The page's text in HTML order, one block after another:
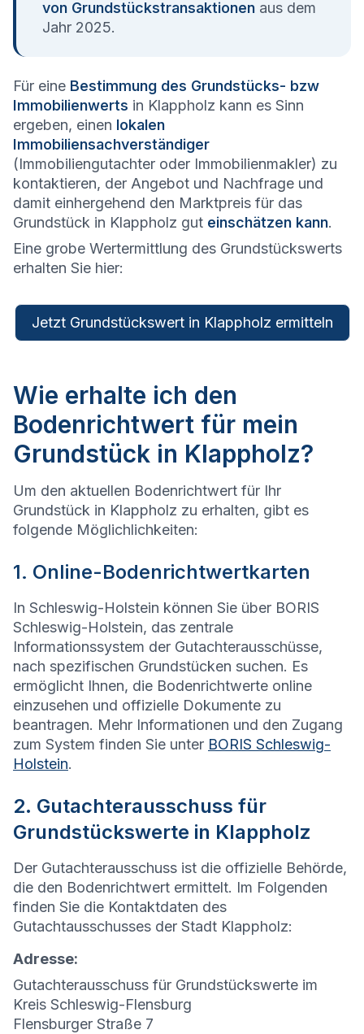
von Grundstückstransaktionen aus dem
Jahr 2025.
Für eine Bestimmung des Grundstücks- bzw
Immobilienwerts in Klappholz kann es Sinn
ergeben, einen lokalen
Immobiliensachverständiger
(Immobiliengutachter oder Immobilienmakler) zu
kontaktieren, der Angebot und Nachfrage und
damit einhergehend den Marktpreis für das
Grundstück in Klappholz gut einschätzen kann.
Eine grobe Wertermittlung des Grundstückswerts
erhalten Sie hier:
Jetzt Grundstückswert in Klappholz ermitteln
Wie erhalte ich den
Bodenrichtwert für mein
Grundstück in Klappholz?
Um den aktuellen Bodenrichtwert für Ihr
Grundstück in Klappholz zu erhalten, gibt es
folgende Möglichlichkeiten:
1. Online-Bodenrichtwertkarten
In Schleswig-Holstein können Sie über BORIS
Schleswig-Holstein, das zentrale
Informationssystem der Gutachterausschüsse,
nach spezifischen Grundstücken suchen. Es
ermöglicht Ihnen, die Bodenrichtwerte online
einzusehen und offizielle Dokumente zu
beantragen. Mehr Informationen und den Zugang
zum System finden Sie unter BORIS Schleswig-
Holstein.
2. Gutachterausschuss für
Grundstückswerte in Klappholz
Der Gutachterausschuss ist die offizielle Behörde,
die den Bodenrichtwert ermittelt. Im Folgenden
finden Sie die Kontaktdaten des
Gutachtausschusses der Stadt Klappholz:
Adresse:
Gutachterausschuss für Grundstückswerte im
Kreis Schleswig-Flensburg
Flensburger Straße 7